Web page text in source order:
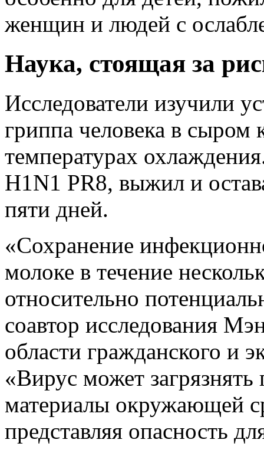
женщин и людей с
Наука, стоящая за
Исследователи изучили
гриппа человека в
температурах
H1N1 PR8, выжил и
пяти дней.
«Сохранение
молоке в течение
относительно
соавтор исследования
области гражданского и
«Вирус может
материалы окружающей
представляя опасность